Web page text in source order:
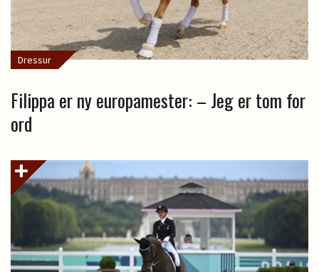
Dressur
Filippa er ny europamester: – Jeg er tom for
ord